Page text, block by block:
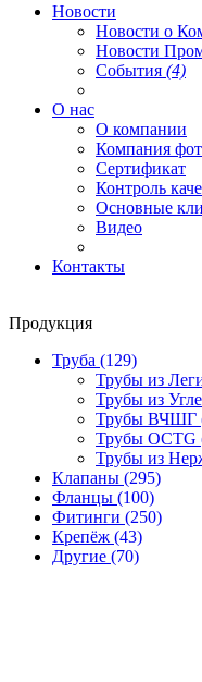
Новости
Новости о
Новости
События (4)
О нас
О компании
Компания
Сертификат
Контроль
Основные
Видео
Контакты
Продукция
Труба (129)
Трубы из
Трубы из
Трубы ВЧШГ
Трубы OCTG
Трубы из
Клапаны (295)
Фланцы (100)
Фитинги (250)
Крепёж (43)
Другие (70)